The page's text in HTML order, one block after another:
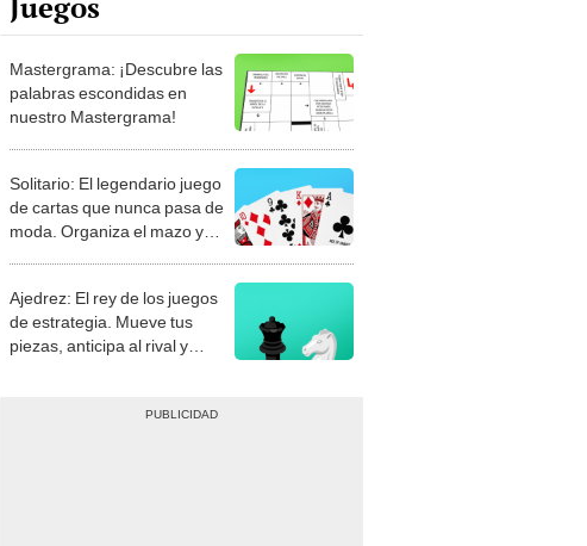
Mastergrama: ¡Descubre las
palabras escondidas en
nuestro Mastergrama!
Solitario: El legendario juego
de cartas que nunca pasa de
moda. Organiza el mazo y
Ajedrez: El rey de los juegos
de estrategia. Mueve tus
piezas, anticipa al rival y